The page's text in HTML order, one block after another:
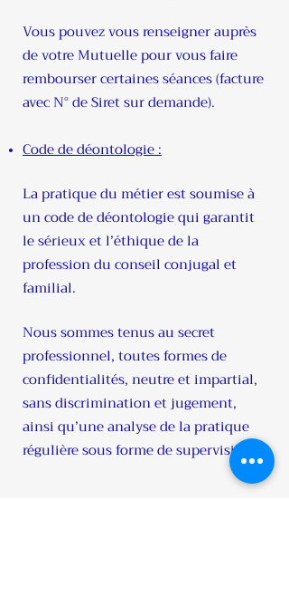
Vous pouvez vous renseigner auprès
de votre Mutuelle pour vous faire
rembourser certaines séances (facture
avec N° de Siret sur demande).
Code de déontologie :
La pratique du métier est soumise à
un code de déontologie qui garantit
le sérieux et l’éthique de la
profession du conseil conjugal et
familial.
Nous sommes tenus au secret
professionnel, toutes formes de
confidentialités, neutre et impartial,
sans discrimination et jugement,
ainsi qu’une analyse de la pratique
régulière sous forme de supervision.